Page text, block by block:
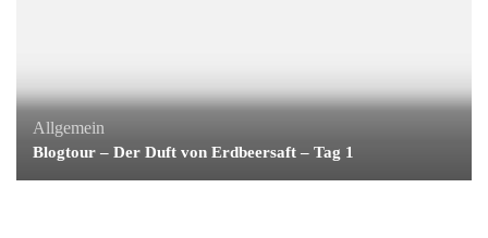
Allgemein
Blogtour – Der Duft von Erdbeersaft – Tag 1